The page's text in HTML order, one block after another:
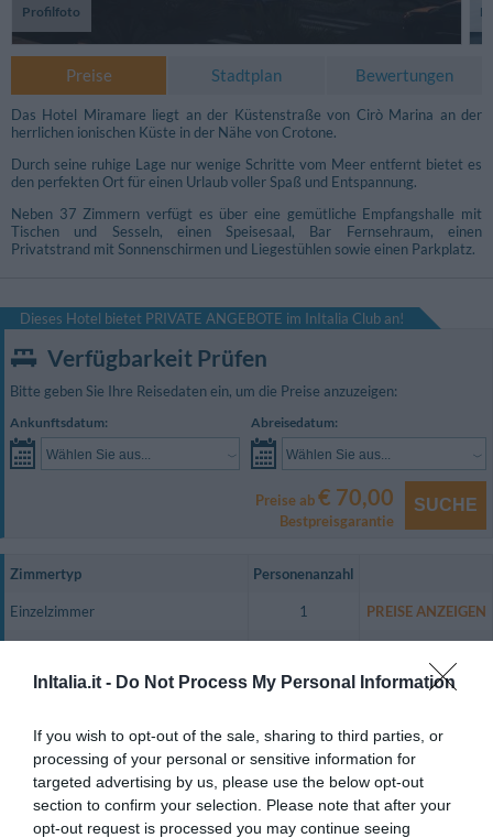
InItalia.it - Do Not Process My Personal Information
If you wish to opt-out of the sale, sharing to third parties, or
processing of your personal or sensitive information for
targeted advertising by us, please use the below opt-out
section to confirm your selection. Please note that after your
opt-out request is processed you may continue seeing
Profilfoto
Preise Stadtplan Bewertungen
Das Hotel Miramare liegt an der Küstenstraße von Cirò Marina an der
herrlichen ionischen Küste in der Nähe von Crotone.
Durch seine ruhige Lage nur wenige Schritte vom Meer entfernt bietet es
den perfekten Ort für einen Urlaub voller Spaß und Entspannung.
Neben 37 Zimmern verfügt es über eine gemütliche Empfangshalle mit
Tischen und Sesseln, einen Speisesaal, Bar Fernsehraum, einen
Privatstrand mit Sonnenschirmen und Liegestühlen sowie einen Parkplatz.
Dieses Hotel bietet PRIVATE ANGEBOTE im InItalia Club an!
Verfügbarkeit Prüfen
Bitte geben Sie Ihre Reisedaten ein, um die Preise anzuzeigen:
Ankunftsdatum:
Wählen Sie aus...
Abreisedatum:
Wählen Sie aus...
Preise ab€ 70,00
Bestpreisgarantie
SUCHE
Zimmertyp Personenanzahl
Einzelzimmer 1 PREISE ANZEIGEN
Doppelbettzimmer 2 PREISE ANZEIGEN
Vierbettzimmer 4 PREISE ANZEIGEN
Zweibettzimmer mit Nutzung als
Einzelzimmer
1 PREISE ANZEIGEN